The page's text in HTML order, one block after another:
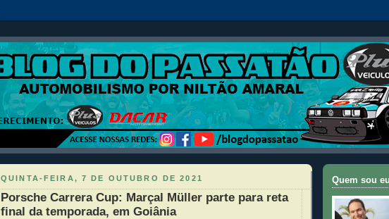
QUINTA-FEIRA, 7 DE OUTUBRO DE 2021
Porsche Carrera Cup: Marçal Müller parte para reta
final da temporada, em Goiânia
Quem sou